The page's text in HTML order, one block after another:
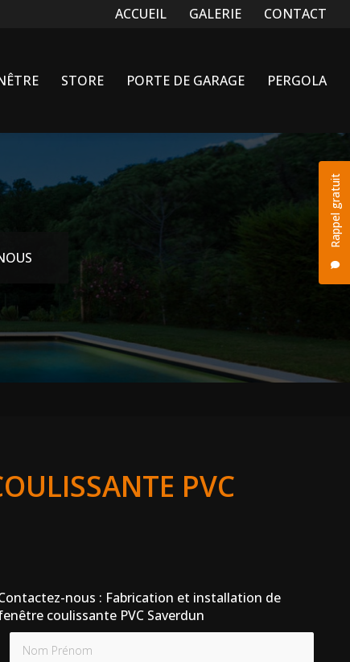
Navigation secondaire
ACCUEIL GALERIE CONTACT
Rappel gratuit
STORE PORTE DE GARAGE PERGOLA
PVC
nous : Fabrication et installation de
coulissante PVC Saverdun
Nom Prénom